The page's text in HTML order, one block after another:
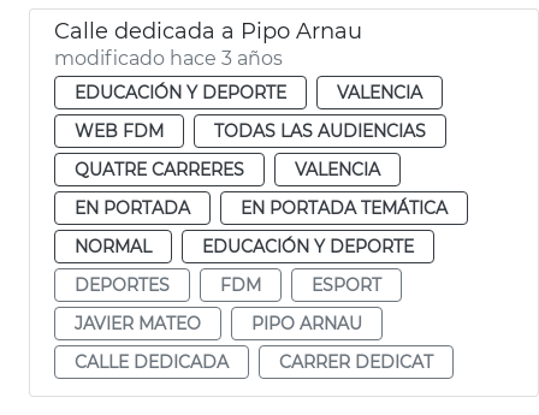
Calle dedicada a Pipo Arnau
modificado hace 3 años
EDUCACIÓN Y DEPORTE
VALENCIA
WEB FDM
TODAS LAS AUDIENCIAS
QUATRE CARRERES
VALENCIA
EN PORTADA
EN PORTADA TEMÁTICA
NORMAL
EDUCACIÓN Y DEPORTE
DEPORTES
FDM
ESPORT
JAVIER MATEO
PIPO ARNAU
CALLE DEDICADA
CARRER DEDICAT